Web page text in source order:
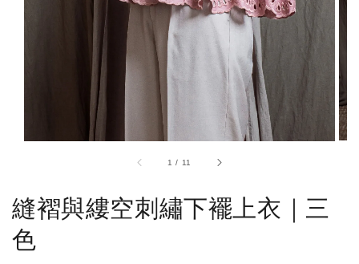
1 / 11
縫褶與縷空刺繡下襬上衣｜三
色